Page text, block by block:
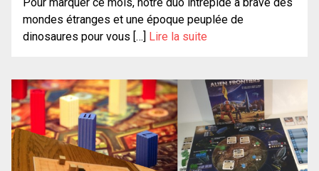
mondes étranges et une époque peuplée de
dinosaures pour vous […] Lire la suite